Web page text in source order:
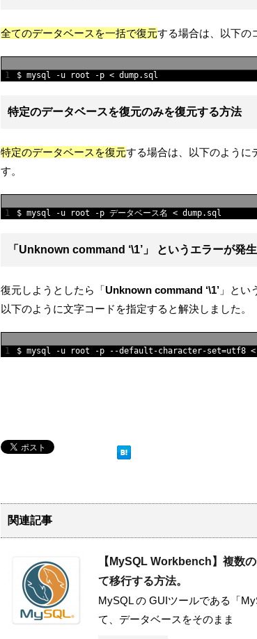
全てのデータベースを一括で復元する場合は、以下の
1 $ mysql -u root -p < dump. sql
特定のデータベースを復元のみを復元する方法
特定のデータベースを復元する場合は、以下のように
す。
1 $ mysql -u root -p データベース名 < dump. sql
「 Unknown command ‘\1’ 」 というエラーが発
復元しようとしたら「Unknown command ‘\1’ 」とい
以下のように文字コードを指定すると解決しました。
1 $ mysql -u root -p --default -character-set=utf8 <
関連記事
【MySQL Workbench】複数
て移行する方法。
MySQL の GUIツールである「
て、データベースをそのまま